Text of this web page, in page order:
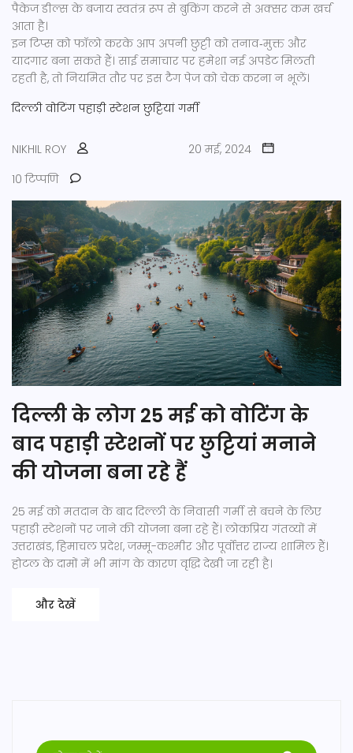
पैकेज डील्स के बजाय स्वतंत्र रूप से बुकिंग करने से अक्सर कम खर्च
आता है।
इन टिप्स को फॉलो करके आप अपनी छुट्टी को तनाव‑मुक्त और
यादगार बना सकते हैं। साई समाचार पर हमेशा नई अपडेट मिलती
रहती है, तो नियमित तौर पर इस टैग पेज को चेक करना न भूलें।
दिल्ली वोटिंग पहाड़ी स्टेशन छुट्टियां गर्मी
NIKHIL ROY
20 मई, 2024
10 टिप्पणि
दिल्ली के लोग 25 मई को वोटिंग के
बाद पहाड़ी स्टेशनों पर छुट्टियां मनाने
की योजना बना रहे हैं
25 मई को मतदान के बाद दिल्ली के निवासी गर्मी से बचने के लिए
पहाड़ी स्टेशनों पर जाने की योजना बना रहे हैं। लोकप्रिय गंतव्यों में
उत्तराखंड, हिमाचल प्रदेश, जम्मू-कश्मीर और पूर्वोत्तर राज्य शामिल हैं।
होटल के दामों में भी मांग के कारण वृद्धि देखी जा रही है।
और देखें